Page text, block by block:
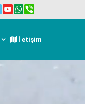
İletişim